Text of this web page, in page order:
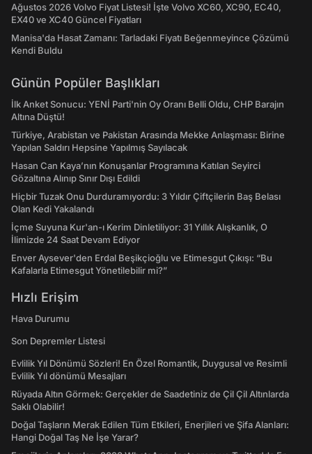
Ağustos 2026 Volvo Fiyat Listesi! İşte Volvo XC60, XC90, EC40,
EX40 ve XC40 Güncel Fiyatları
Manisa'da Hasat Zamanı: Tarladaki Fiyatı Beğenmeyince Çözümü
Kendi Buldu
Günün Popüler Başlıkları
İlk Anket Sonucu: YENİ Parti'nin Oy Oranı Belli Oldu, CHP Barajın
Altına Düştü!
Türkiye, Arabistan ve Pakistan Arasında Mekke Anlaşması: Birine
Yapılan Saldırı Hepsine Yapılmış Sayılacak
Hasan Can Kaya’nın Konuşanlar Programına Katılan Seyirci
Gözaltına Alınıp Sınır Dışı Edildi
Hiçbir Tuzak Onu Durduramıyordu: 3 Yıldır Çiftçilerin Baş Belası
Olan Kedi Yakalandı
İçme Suyuna Kur'an-ı Kerim Dinletiliyor: 31 Yıllık Alışkanlık, O
İlimizde 24 Saat Devam Ediyor
Enver Aysever'den Erdal Beşikçioğlu ve Etimesgut Çıkışı: “Bu
Kafalarla Etimesgut Yönetilebilir mi?”
Hızlı Erişim
Hava Durumu
Son Depremler Listesi
Evlilik Yıl Dönümü Sözleri! En Özel Romantik, Duygusal ve Resimli
Evlilik Yıl dönümü Mesajları
Rüyada Altın Görmek: Gerçekler de Saadetiniz de Çil Çil Altınlarda
Saklı Olabilir!
Doğal Taşların Merak Edilen Tüm Etkileri, Enerjileri ve Şifa Alanları:
Hangi Doğal Taş Ne İşe Yarar?